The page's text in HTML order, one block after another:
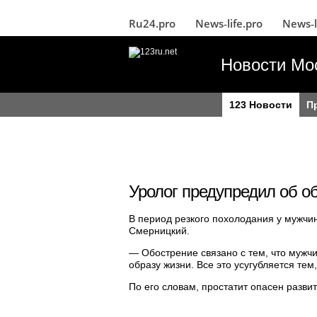
Ru24.pro News‑life.pro
Новости
123 Новости
Уролог предупредил об
В период резкого похолодания у
Смерницкий.
— Обострение связано с тем, что
образу жизни. Все это усугубляется
По его словам, простатит опасен